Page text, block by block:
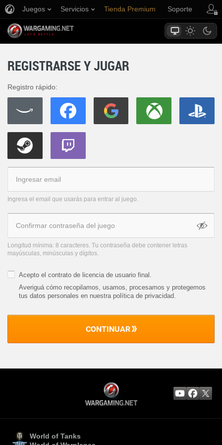
Juegos Servicios Tienda Premium Soporte
REGISTRARSE Y JUGAR
Registro rápido:
Ingresa el email que usarás para entrar al juego.
Longitud mínima: 8 caracteres. Tu contraseña debe contener letras
mayúsculas, minúsculas y dígitos.
Acepto el contrato de licencia de usuario final .
Averiguá cómo recopilamos, usamos, procesamos y protegemos
tus datos personales en nuestra política de privacidad.
CONTINUAR
World of Tanks